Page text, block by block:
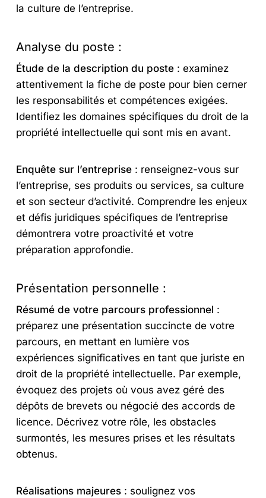
la culture de l’entreprise.
Analyse du poste :
Étude de la description du poste: examinez
attentivement la fiche de poste pour bien cerner
les responsabilités et compétences exigées.
Identifiez les domaines spécifiques du droit de la
propriété intellectuelle qui sont mis en avant.
Enquête sur l’entreprise: renseignez-vous sur
l’entreprise, ses produits ou services, sa culture
et son secteur d’activité. Comprendre les enjeux
et défis juridiques spécifiques de l’entreprise
démontrera votre proactivité et votre
préparation approfondie.
Présentation personnelle :
Résumé de votre parcours professionnel :
préparez une présentation succincte de votre
parcours, en mettant en lumière vos
expériences significatives en tant que juriste en
droit de la propriété intellectuelle. Par exemple,
évoquez des projets où vous avez géré des
dépôts de brevets ou négocié des accords de
licence. Décrivez votre rôle, les obstacles
surmontés, les mesures prises et les résultats
obtenus.
Réalisations majeures: soulignez vos